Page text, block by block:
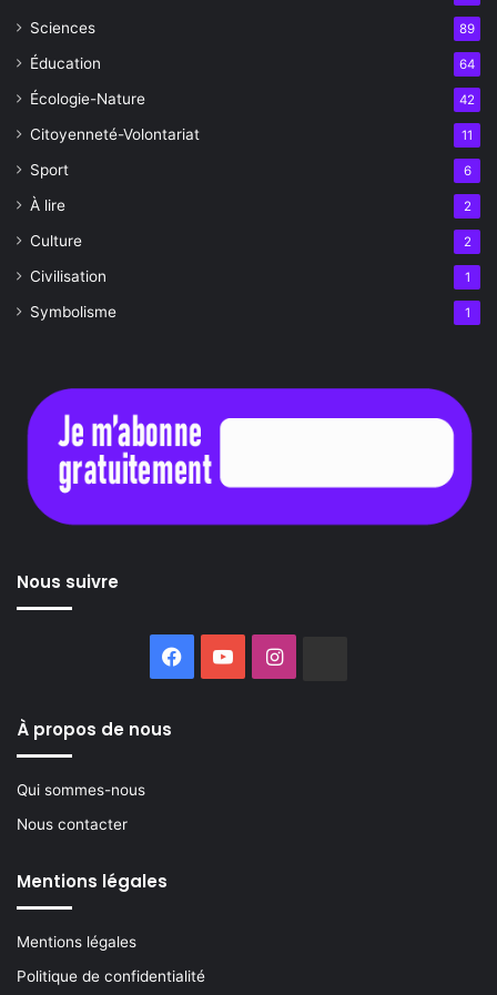
Sciences 89
Éducation 64
Écologie-Nature 42
Citoyenneté-Volontariat 11
Sport 6
À lire 2
Culture 2
Civilisation 1
Symbolisme 1
Nous suivre
Facebook
YouTubeInstagram
À propos de nous
Qui sommes-nous
Nous contacter
Mentions légales
Mentions légales
Politique de confidentialité